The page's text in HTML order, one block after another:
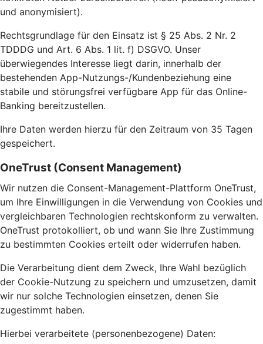
und anonymisiert).
Rechtsgrundlage für den Einsatz ist § 25 Abs. 2 Nr. 2
TDDDG und Art. 6 Abs. 1 lit. f) DSGVO. Unser
überwiegendes Interesse liegt darin, innerhalb der
bestehenden App-Nutzungs-/Kundenbeziehung eine
stabile und störungsfrei verfügbare App für das Online-
Banking bereitzustellen.
Ihre Daten werden hierzu für den Zeitraum von 35 Tagen
gespeichert.
OneTrust (Consent Management)
Wir nutzen die Consent-Management-Plattform OneTrust,
um Ihre Einwilligungen in die Verwendung von Cookies und
vergleichbaren Technologien rechtskonform zu verwalten.
OneTrust protokolliert, ob und wann Sie Ihre Zustimmung
zu bestimmten Cookies erteilt oder widerrufen haben.
Die Verarbeitung dient dem Zweck, Ihre Wahl bezüglich
der Cookie-Nutzung zu speichern und umzusetzen, damit
wir nur solche Technologien einsetzen, denen Sie
zugestimmt haben.
Hierbei verarbeitete (personenbezogene) Daten: